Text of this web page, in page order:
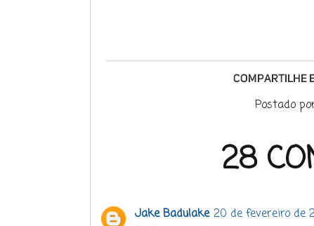
Postado
28
Jake Badulake 20 de fevereiro de